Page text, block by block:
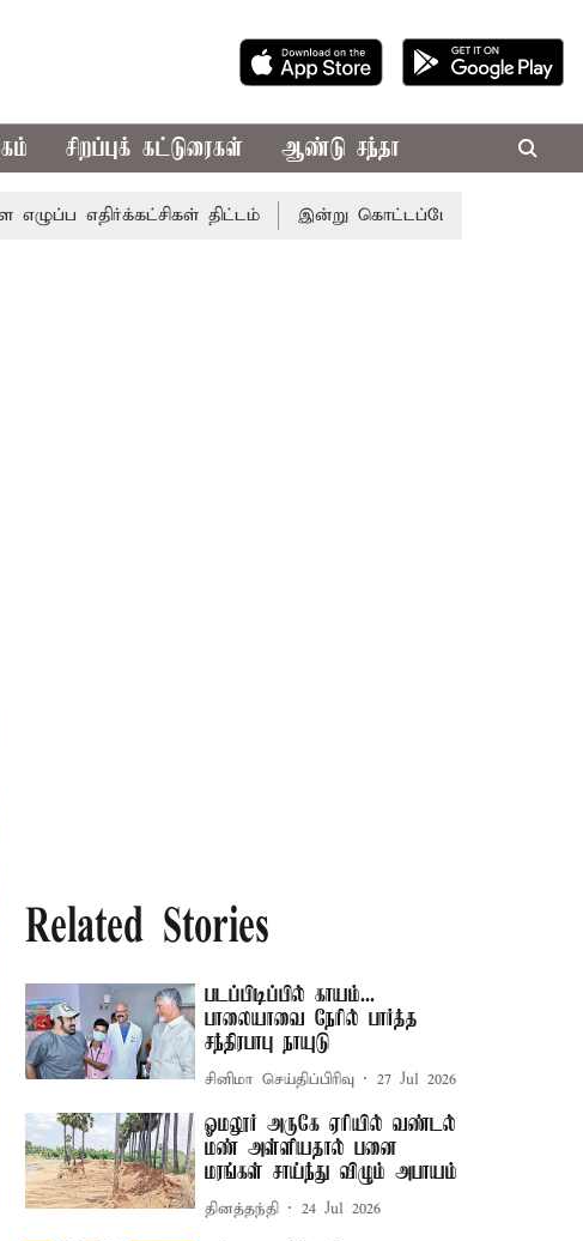
சிறப்புக் கட்டுரைகள் ஆண்டு சந்தா
திட்டம் இன்று கொட்டப்போகும் கனமழை.. எந்தெந்த
Related Stories
படப்பிடிப்பில் காயம்...
பாலையாவை நேரில் பார்த்த
சந்திரபாபு நாயுடு
சினிமா செய்திப்பிரிவு 27 Jul 2026
ஓமலூர் அருகே ஏரியில் வண்டல்
மண் அள்ளியதால் பனை
மரங்கள் சாய்ந்து விழும் அபாயம்
தினத்தந்தி 24 Jul 2026